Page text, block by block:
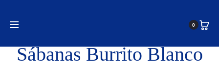
0
Sábanas Burrito Blanco